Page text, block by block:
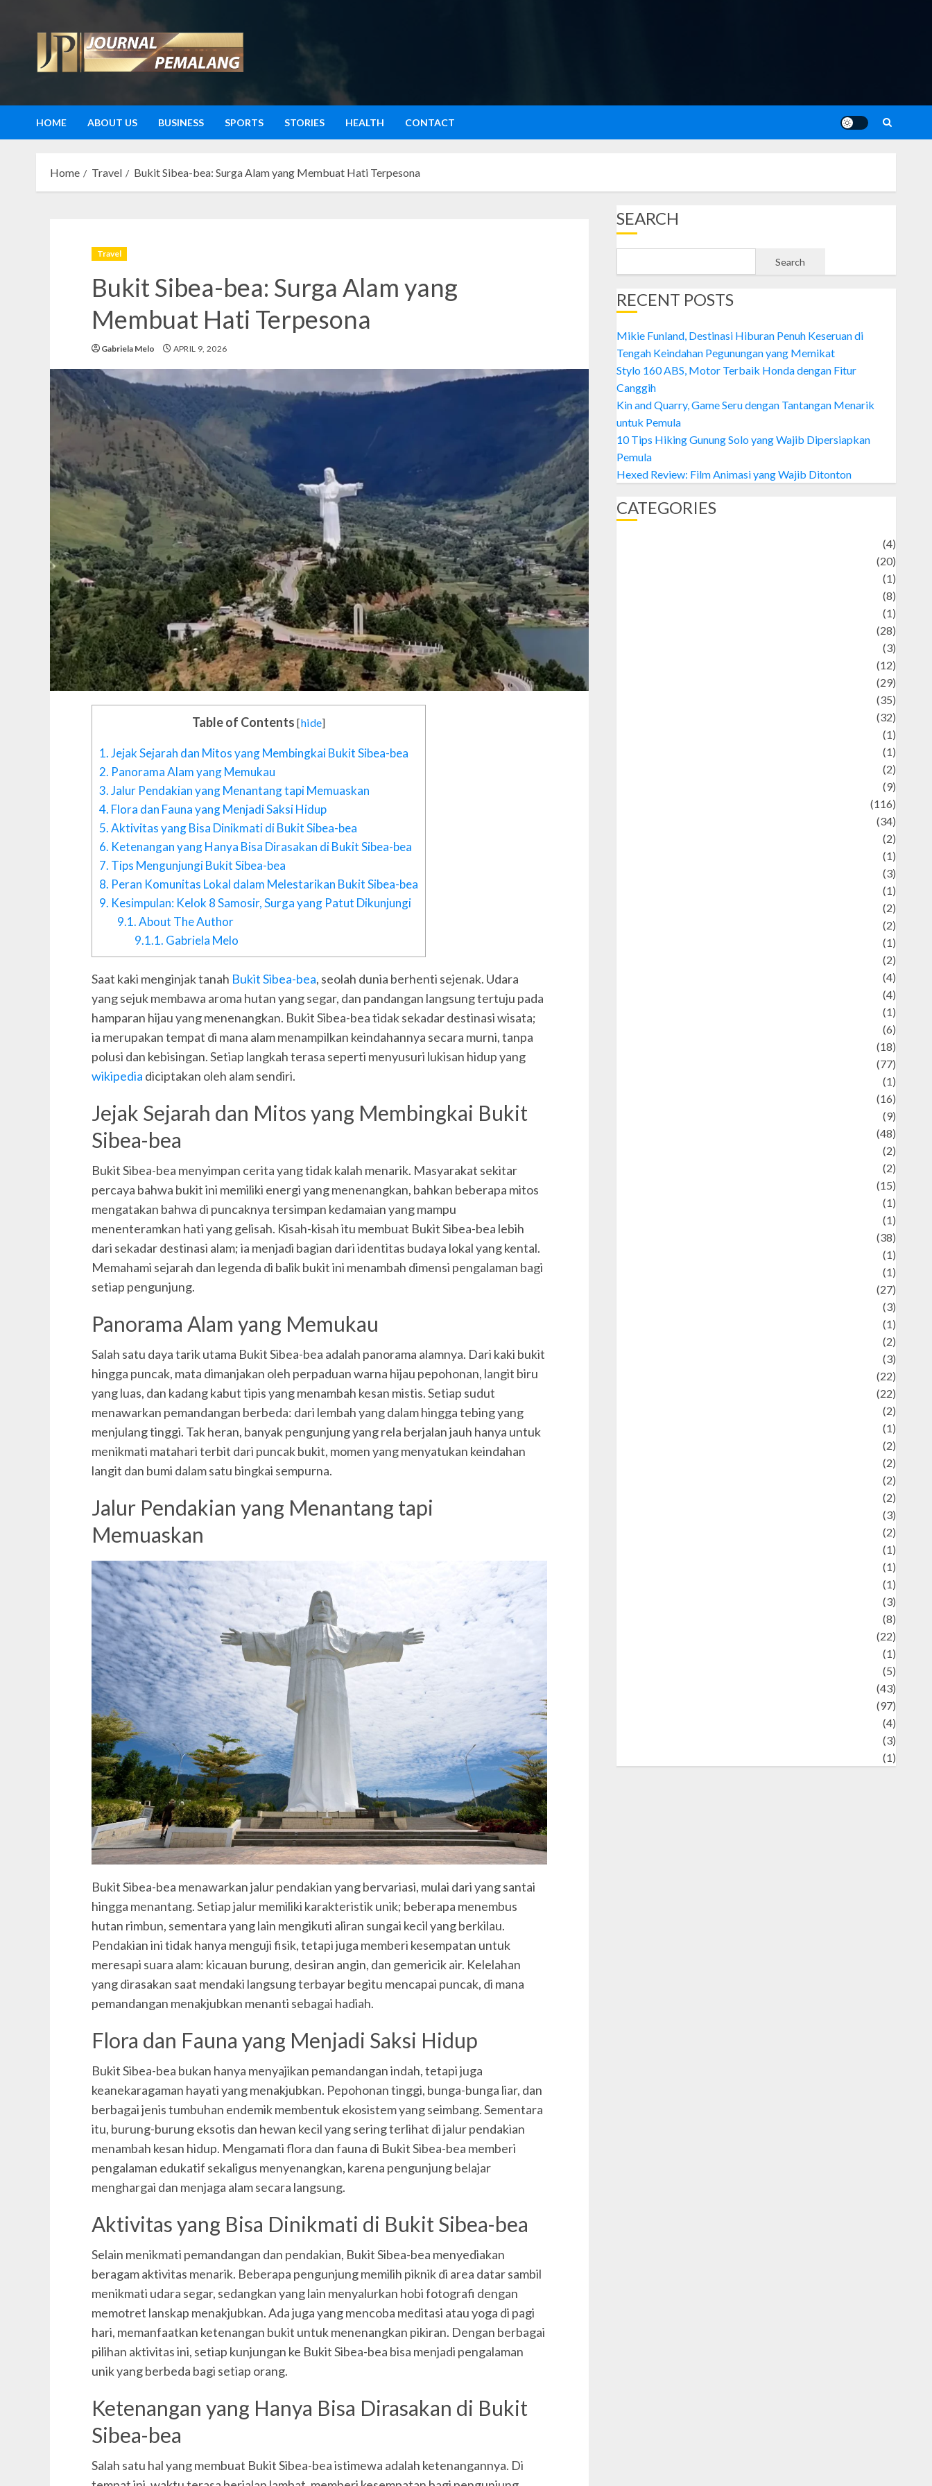
HOME ABOUT US BUSINESS SPORTS STORIES HEALTH CONTACT
Home Travel Bukit Sibea-bea: Surga Alam yang Membuat Hati Terpesona
Travel
Bukit Sibea-bea: Surga Alam yang
Membuat Hati Terpesona
Gabriela Melo APRIL 9, 2026
Table of Contents [hide]
1.Jejak Sejarah dan Mitos yang Membingkai Bukit Sibea-bea
2. Panorama Alam yang Memukau
3.Jalur Pendakian yang Menantang tapi Memuaskan
4. Flora dan Fauna yang Menjadi Saksi Hidup
5.Aktivitas yang Bisa Dinikmati di Bukit Sibea-bea
6. Ketenangan yang Hanya Bisa Dirasakan di Bukit Sibea-bea
7. Tips Mengunjungi Bukit Sibea-bea
8. Peran Komunitas Lokal dalam Melestarikan Bukit Sibea-bea
9. Kesimpulan: Kelok 8 Samosir, Surga yang Patut Dikunjungi
9.1.About The Author
9.1.1. Gabriela Melo
Saat kaki menginjak tanah Bukit Sibea-bea, seolah dunia berhenti sejenak. Udara
yang sejuk membawa aroma hutan yang segar, dan pandangan langsung tertuju pada
hamparan hijau yang menenangkan. Bukit Sibea-bea tidak sekadar destinasi wisata;
ia merupakan tempat di mana alam menampilkan keindahannya secara murni, tanpa
polusi dan kebisingan. Setiap langkah terasa seperti menyusuri lukisan hidup yang
wikipedia diciptakan oleh alam sendiri.
Jejak Sejarah dan Mitos yang Membingkai Bukit
Sibea-bea
Bukit Sibea-bea menyimpan cerita yang tidak kalah menarik. Masyarakat sekitar
percaya bahwa bukit ini memiliki energi yang menenangkan, bahkan beberapa mitos
mengatakan bahwa di puncaknya tersimpan kedamaian yang mampu
menenteramkan hati yang gelisah. Kisah-kisah itu membuat Bukit Sibea-bea lebih
dari sekadar destinasi alam; ia menjadi bagian dari identitas budaya lokal yang kental.
Memahami sejarah dan legenda di balik bukit ini menambah dimensi pengalaman bagi
setiap pengunjung.
Panorama Alam yang Memukau
Salah satu daya tarik utama Bukit Sibea-bea adalah panorama alamnya. Dari kaki bukit
hingga puncak, mata dimanjakan oleh perpaduan warna hijau pepohonan, langit biru
yang luas, dan kadang kabut tipis yang menambah kesan mistis. Setiap sudut
menawarkan pemandangan berbeda: dari lembah yang dalam hingga tebing yang
menjulang tinggi. Tak heran, banyak pengunjung yang rela berjalan jauh hanya untuk
menikmati matahari terbit dari puncak bukit, momen yang menyatukan keindahan
langit dan bumi dalam satu bingkai sempurna.
Jalur Pendakian yang Menantang tapi
Memuaskan
Bukit Sibea-bea menawarkan jalur pendakian yang bervariasi, mulai dari yang santai
hingga menantang. Setiap jalur memiliki karakteristik unik; beberapa menembus
hutan rimbun, sementara yang lain mengikuti aliran sungai kecil yang berkilau.
Pendakian ini tidak hanya menguji fisik, tetapi juga memberi kesempatan untuk
meresapi suara alam: kicauan burung, desiran angin, dan gemericik air. Kelelahan
yang dirasakan saat mendaki langsung terbayar begitu mencapai puncak, di mana
pemandangan menakjubkan menanti sebagai hadiah.
Flora dan Fauna yang Menjadi Saksi Hidup
Bukit Sibea-bea bukan hanya menyajikan pemandangan indah, tetapi juga
keanekaragaman hayati yang menakjubkan. Pepohonan tinggi, bunga-bunga liar, dan
berbagai jenis tumbuhan endemik membentuk ekosistem yang seimbang. Sementara
itu, burung-burung eksotis dan hewan kecil yang sering terlihat di jalur pendakian
menambah kesan hidup. Mengamati flora dan fauna di Bukit Sibea-bea memberi
pengalaman edukatif sekaligus menyenangkan, karena pengunjung belajar
menghargai dan menjaga alam secara langsung.
Aktivitas yang Bisa Dinikmati di Bukit Sibea-bea
Selain menikmati pemandangan dan pendakian, Bukit Sibea-bea menyediakan
beragam aktivitas menarik. Beberapa pengunjung memilih piknik di area datar sambil
menikmati udara segar, sedangkan yang lain menyalurkan hobi fotografi dengan
memotret lanskap menakjubkan. Ada juga yang mencoba meditasi atau yoga di pagi
hari, memanfaatkan ketenangan bukit untuk menenangkan pikiran. Dengan berbagai
pilihan aktivitas ini, setiap kunjungan ke Bukit Sibea-bea bisa menjadi pengalaman
unik yang berbeda bagi setiap orang.
Ketenangan yang Hanya Bisa Dirasakan di Bukit
Sibea-bea
Salah satu hal yang membuat Bukit Sibea-bea istimewa adalah ketenangannya. Di
SEARCH
Search
RECENT POSTS
Mikie Funland, Destinasi Hiburan Penuh Keseruan di
Tengah Keindahan Pegunungan yang Memikat
Stylo 160 ABS, Motor Terbaik Honda dengan Fitur
Canggih
Kin and Quarry, Game Seru dengan Tantangan Menarik
untuk Pemula
10 Tips Hiking Gunung Solo yang Wajib Dipersiapkan
Pemula
Hexed Review: Film Animasi yang Wajib Ditonton
CATEGORIES
(4)
(20)
(1)
(8)
(1)
(28)
(3)
(12)
(29)
(35)
(32)
(1)
(1)
(2)
(9)
(116)
(34)
(2)
(1)
(3)
(1)
(2)
(2)
(1)
(2)
(4)
(4)
(1)
(6)
(18)
(77)
(1)
(16)
(9)
(48)
(2)
(2)
(15)
(1)
(1)
(38)
(1)
(1)
(27)
(3)
(1)
(2)
(3)
(22)
(22)
(2)
(1)
(2)
(2)
(2)
(2)
(3)
(2)
(1)
(1)
(1)
(3)
(8)
(22)
(1)
(5)
(43)
(97)
(4)
(3)
(1)